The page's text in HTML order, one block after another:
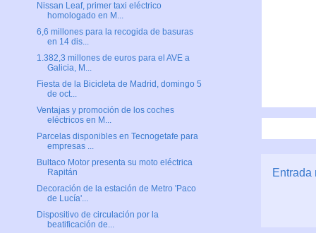
Entrada
Nissan Leaf, primer taxi eléctrico
homologado en M...
6,6 millones para la recogida de basuras
en 14 dis...
1.382,3 millones de euros para el AVE a
Galicia, M...
Fiesta de la Bicicleta de Madrid, domingo 5
de oct...
Ventajas y promoción de los coches
eléctricos en M...
Parcelas disponibles en Tecnogetafe para
empresas ...
Bultaco Motor presenta su moto eléctrica
Rapitán
Decoración de la estación de Metro 'Paco
de Lucía'...
Dispositivo de circulación por la
beatificación de...